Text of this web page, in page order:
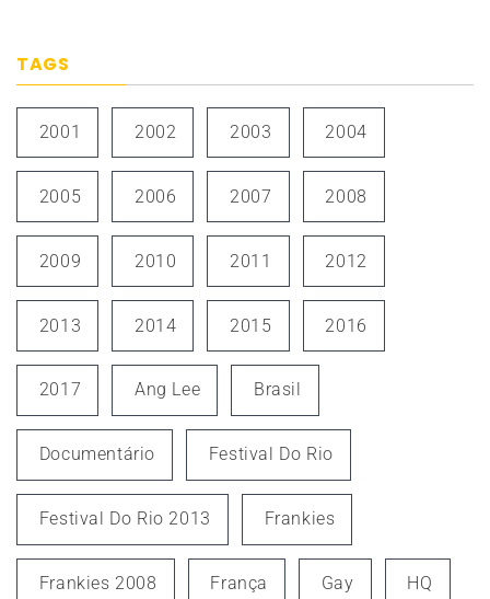
TAGS
2001 2002 2003 2004
2005 2006 2007 2008
2009 2010 2011 2012
2013 2014 2015 2016
2017 Ang Lee Brasil
Documentário Festival Do Rio
Festival Do Rio 2013 Frankies
Frankies 2008 França Gay HQ